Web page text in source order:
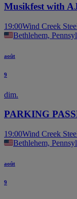
Musikfest with
19:00Wind Creek
Bethlehem,
août
9
dim.
PARKING
19:00Wind Creek
Bethlehem,
août
9